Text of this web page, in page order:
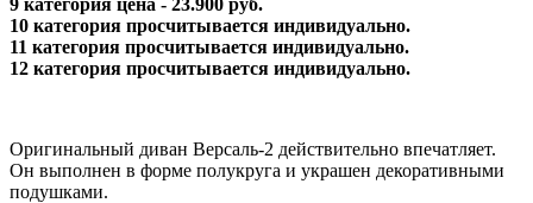
10 категория просчитывается индивидуально.
11 категория просчитывается индивидуально.
12 категория просчитывается индивидуально.
Оригинальный диван Версаль-2 действительно впечатляет.
Он выполнен в форме полукруга и украшен декоративными
подушками.